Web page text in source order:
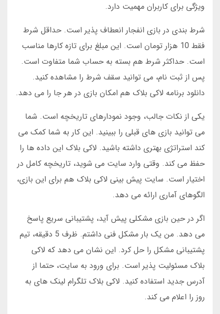
ویژگی برای کاربران مهمیت دارد.
شرط بندی در بازی انفجار انعطاف پذیر است. حداقل شرط
فقط 10 هزار تومان است. این مبلغ برای تازه کارها مناسب
است. حداکثر شرط هم بسته به حساب شما متفاوت است.
پس از ثبت نام، می توانید سقف شرط را مشاهده کنید.
دانلود برنامه لاکی بلاک هم امکان بازی در هر جا را می دهد.
یکی از نکات جالب، وجود نمودارهای تاریخچه است. شما
می توانید بازی های قبلی را ببینید. این کار به شما کمک می
کند استراتژی بهتری داشته باشید. لاکی بلاک این داده ها را
حفظ می کند. وقتی وارد سایت می شوید، تاریخچه کامل در
اختیار است. سایت پیش بینی لاکی بلاک هم برای این بازی،
الگوهای آماری ارائه می دهد.
اگر در حین بازی مشکلی پیش آید، پشتیبانی سریع پاسخ
می دهد. من یک بار مشکل فنی داشتم. ظرف 5 دقیقه، تیم
پشتیبانی مشکل را حل کرد. این نشان می دهد که لاکی
بلاک مسئولیت پذیر است. برای ورود به سایت، حتما از
آدرس جدید استفاده کنید. لاکی بلاک تلگرام لینک های به
روز را اعلام می کند.